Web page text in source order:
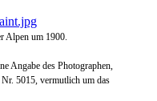
Alpen um 1900.
Angabe des Photographen,
5015, vermutlich um das